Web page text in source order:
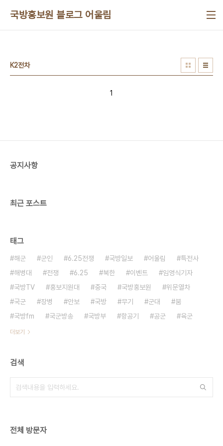
국방홍보원 블로그 어울림
K2전차
1
공지사항
최근 포스트
태그
해군 군인 6.25전쟁 국방일보 어울림
특전사
해병대
전쟁 6.25 북한 이벤트
임영식기자
국방TV
홍보지원대 중국 국방홍보원
위문열차
국군
장병 안보 국방 무기 군대
붐
국방fm
국군방송 국방부 항공기 공군 육군
더보기
검색
전체 방문자